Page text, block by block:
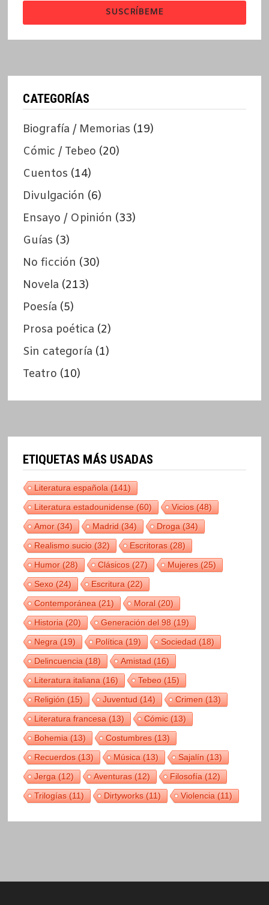
SUSCRÍBEME
CATEGORÍAS
Biografía / Memorias (19)
Cómic / Tebeo (20)
Cuentos (14)
Divulgación (6)
Ensayo / Opinión (33)
Guías (3)
No ficción (30)
Novela (213)
Poesía (5)
Prosa poética (2)
Sin categoría (1)
Teatro (10)
ETIQUETAS MÁS USADAS
Literatura española(141)
Literatura estadounidense(60) Vicios(48)
Amor(34) Madrid(34) Droga(34)
Realismo sucio(32) Escritoras(28)
Humor(28) Clásicos(27) Mujeres(25)
Sexo(24) Escritura(22)
Contemporánea(21) Moral(20)
Historia(20) Generación del 98(19)
Negra(19) Política(19) Sociedad(18)
Delincuencia(18) Amistad(16)
Literatura italiana(16) Tebeo(15)
Religión(15) Juventud(14) Crimen(13)
Literatura francesa(13) Cómic(13)
Bohemia(13) Costumbres(13)
Recuerdos(13) Música(13) Sajalín(13)
Jerga(12) Aventuras(12) Filosofía(12)
Trilogías(11) Dirtyworks(11) Violencia(11)